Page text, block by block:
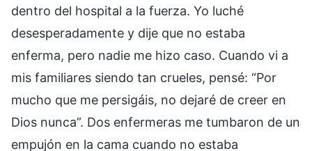
dentro del hospital a la fuerza. Yo luché
desesperadamente y dije que no estaba
enferma, pero nadie me hizo caso. Cuando vi a
mis familiares siendo tan crueles, pensé: “Por
mucho que me persigáis, no dejaré de creer en
Dios nunca”. Dos enfermeras me tumbaron de un
empujón en la cama cuando no estaba